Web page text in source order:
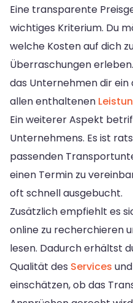
Eine transparente
wichtiges Kriterium. Du
welche Kosten auf dich
Überraschungen
das Unternehmen dir
allen enthaltenen
Ein weiterer Aspekt
Unternehmens. Es ist
passenden
einen Termin zu
oft schnell ausgebucht.
Zusätzlich empfiehlt es
online zu recherchieren
lesen. Dadurch erhältst
Qualität des Services
einschätzen, ob das